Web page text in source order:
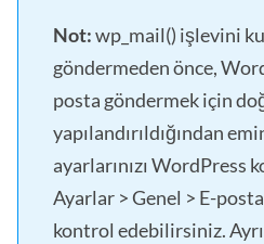
Not:wp_mail() işlevini
göndermeden önce,
posta göndermek için
yapılandırıldığından
ayarlarınızı WordPress
Ayarlar > Genel > E-
kontrol edebilirsiniz.